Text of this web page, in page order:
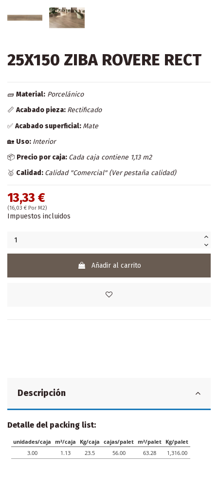
25X150 ZIBA ROVERE RECT
🧱 Material: Porcelánico
📏Acabado pieza: Rectificado
✅Acabado superficial: Mate
🏡 Uso: Interior
📦 Precio por caja: Cada caja contiene 1,13 m2
🥇 Calidad: Calidad "Comercial" (Ver pestaña calidad)
13,33 €
(16,03 € Por M2)
Impuestos incluidos
Añadir al carrito
Descripción
Detalle del packing list: